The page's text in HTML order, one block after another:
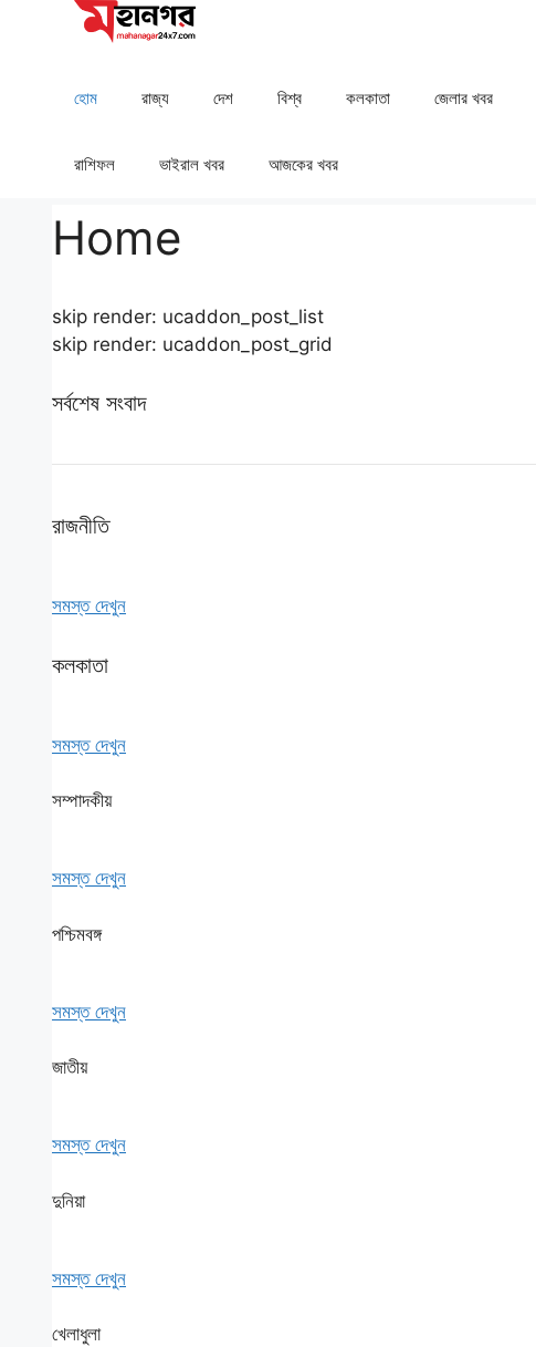
হোম রাজ্য দেশ ⁠বিশ্ব কলকাতা ⁠⁠জেলার খবর
রাশিফল ⁠⁠ভাইরাল খবর আজকের খবর
Home
skip render: ucaddon_post_list
skip render: ucaddon_post_grid
সর্বশেষ সংবাদ
রাজনীতি
সমস্ত দেখুন
কলকাতা
সমস্ত দেখুন
সম্পাদকীয়
সমস্ত দেখুন
পশ্চিমবঙ্গ
সমস্ত দেখুন
জাতীয়
সমস্ত দেখুন
দুনিয়া
সমস্ত দেখুন
খেলাধুলা